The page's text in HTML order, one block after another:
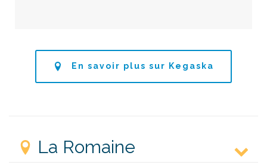
En savoir plus sur Kegaska
La Romaine